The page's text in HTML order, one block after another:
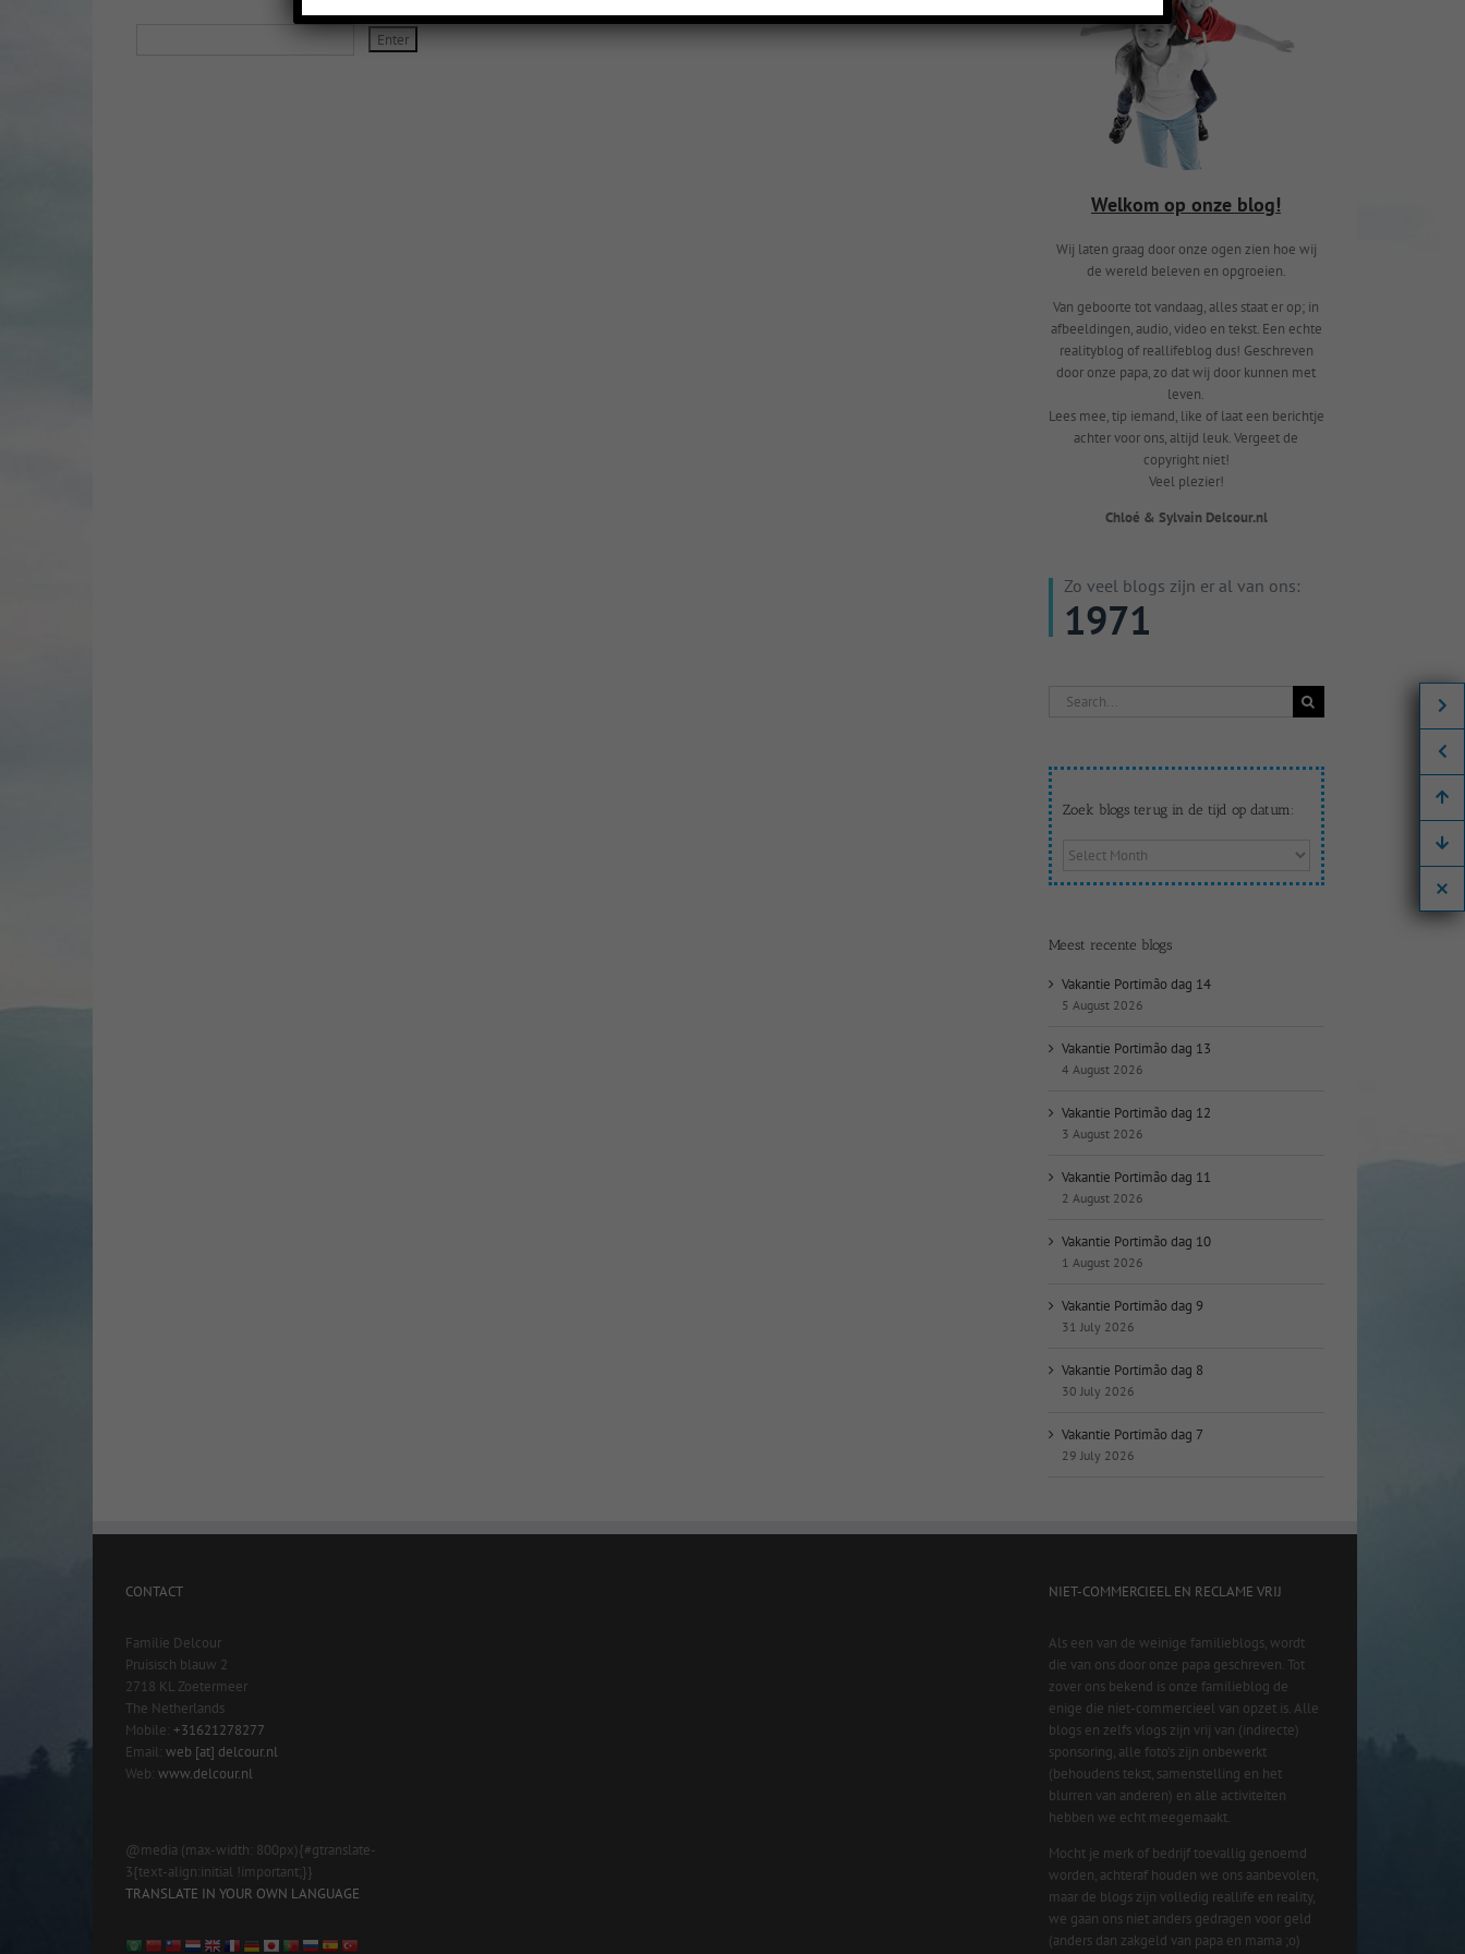
Welkom op onze blog!
Wij laten graag door onze ogen zien hoe wij
de wereld beleven en opgroeien.
Van geboorte tot vandaag, alles staat er op; in
afbeeldingen, audio, video en tekst. Een echte
realityblog of reallifeblog dus! Geschreven
door onze papa, zo dat wij door kunnen met
leven.
Lees mee, tip iemand, like of laat een berichtje
achter voor ons, altijd leuk. Vergeet de
copyright niet!
Veel plezier!
Chloé & Sylvain Delcour.nl
Zo veel blogs zijn er al van ons:
1971
Search
Zoek blogs terug in de tijd op datum:
Zoek
op
datum:
Meest recente blogs
Vakantie Portimão dag 14
5 August 2026
Vakantie Portimão dag 13
4 August 2026
Vakantie Portimão dag 12
3 August 2026
Vakantie Portimão dag 11
2 August 2026
Vakantie Portimão dag 10
1 August 2026
Vakantie Portimão dag 9
31 July 2026
Vakantie Portimão dag 8
30 July 2026
Vakantie Portimão dag 7
29 July 2026
CONTACT
Familie Delcour
Pruisisch blauw 2
2718 KL Zoetermeer
The Netherlands
Mobile: +31621278277
Email: web [at] delcour.nl
Web: www.delcour.nl
@media (max-width: 800px){#gtranslate-
3{text-align:initial !important;}}
TRANSLATE IN YOUR OWN LANGUAGE
NIET-COMMERCIEEL EN RECLAME VRIJ
Als een van de weinige familieblogs, wordt
die van ons door onze papa geschreven. Tot
zover ons bekend is onze familieblog de
enige die niet-commercieel van opzet is. Alle
blogs en zelfs vlogs zijn vrij van (indirecte)
sponsoring, alle foto’s zijn onbewerkt
(behoudens tekst, samenstelling en het
blurren van anderen) en alle activiteiten
hebben we echt meegemaakt.
Mocht je merk of bedrijf toevallig genoemd
worden, achteraf houden we ons aanbevolen,
maar de blogs zijn volledig reallife en reality,
we gaan ons niet anders gedragen voor geld
(anders dan zakgeld van papa en mama ;o)